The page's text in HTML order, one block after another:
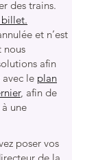
des trains.
billet.
et n’est
nous
afin
le plan
, afin de
une
poser vos
de la